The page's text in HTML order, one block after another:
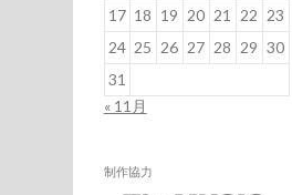
17 18 19 20 21 22 23
24 25 26 27 28 29 30
31
« 11月
制作協力